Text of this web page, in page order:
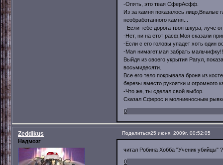
-Опять, это твая СферАсфф.
Из за камня показалось лицо,Впалые
необработанного камня...
- Если тебе дорога твоя шкура, луче
-Нет, ни на етот расф,Моя сказали
-Если с его головы упадет хоть один
-Мая нимагет,мая забрать
Выйдя из своего укрытия Рагул,
восьмидесяти.
Все его тело покрывала броня из
березы вместо рукоятки и огромного
-Что же, ты сделал свой выбор.
Сказал Сферос и молниеносным
0
Поделиться25 июня, 2009г. 00:52:05
Zeddikus
Надмозг
читал Робина Хобба "Ученик убийцы"
0